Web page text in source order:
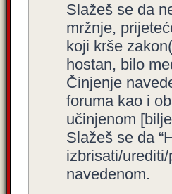
Slažeš se da
mržnje,
koji krše
hostan, bilo
Činjenje
foruma kao i
učinjenom
Slažeš se da
izbrisati/
navedenom.